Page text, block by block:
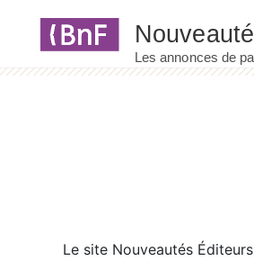
Le site Nouveautés Éditeurs